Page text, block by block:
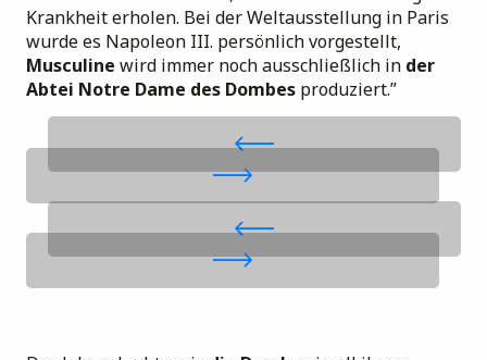
Krankheit erholen. Bei der Weltausstellung in Paris
wurde es Napoleon III. persönlich vorgestellt,
Musculine wird immer noch ausschließlich in der
Abtei Notre Dame des Dombes produziert.”